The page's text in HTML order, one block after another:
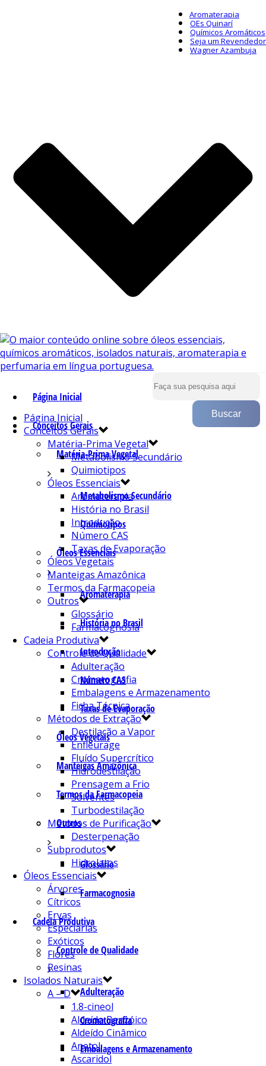
Aromaterapia
OEs Quinarí
Químicos Aromáticos
Seja um Revendedor
Wagner Azambuja
Página Inicial
Conceitos Gerais
Matéria-Prima Vegetal
Metabolismo Secundário
Quimiotipos
Óleos Essenciais
Aromaterapia
História no Brasil
Introdução
Número CAS
Taxas de Evaporação
Óleos Vegetais
Manteigas Amazônica
Termos da Farmacopeia
Outros
Glossário
Farmacognosia
Cadeia Produtiva
Controle de Qualidade
Adulteração
Cromatografia
Embalagens e Armazenamento
Página Inicial
Conceitos Gerais
Matéria-Prima Vegetal
Metabolismo Secundário
Quimiotipos
Óleos Essenciais
Aromaterapia
História no Brasil
Introdução
Número CAS
Taxas de Evaporação
Óleos Vegetais
Manteigas Amazônica
Termos da Farmacopeia
Outros
Glossário
Farmacognosia
Cadeia Produtiva
Controle de Qualidade
Adulteração
Cromatografia
Embalagens e Armazenamento
Ficha Técnica
Métodos de Extração
Destilação a Vapor
Enfleurage
Fluído Supercrítico
Hidrodestilação
Prensagem a Frio
Solventes
Turbodestilação
Métodos de Purificação
Desterpenação
Subprodutos
Hidrolatos
Óleos Essenciais
Árvores
Cítricos
Ervas
Especiarias
Exóticos
Flores
Resinas
Isolados Naturais
A – D
1.8-cineol
Aldeído Benzóico
Aldeído Cinâmico
Anetol
Ascaridol